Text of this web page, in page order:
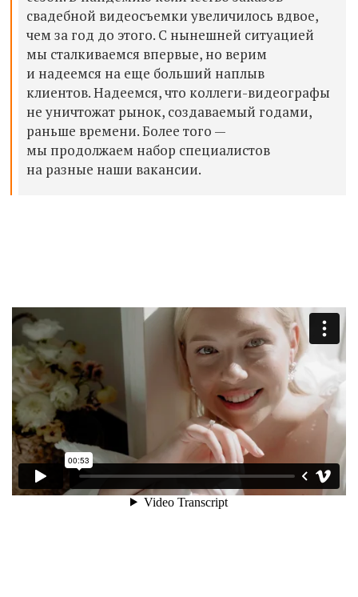
свадебной видеосъемки увеличилось вдвое,
чем за год до этого. С нынешней ситуацией
мы сталкиваемся впервые, но верим
и надеемся на еще больший наплыв
клиентов. Надеемся, что коллеги-видеографы
не уничтожат рынок, создаваемый годами,
раньше времени. Более того —
мы продолжаем набор специалистов
на разные наши вакансии.